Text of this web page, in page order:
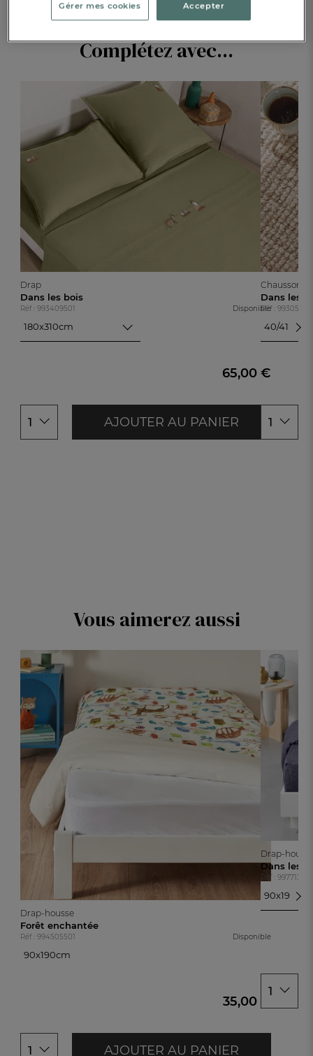
Complétez avec...
Drap
Dans les bois
Réf : 993409501 Disponible
180x310cm
65,00 €
1 AJOUTER AU PANIER
Chaussons
Dans les
Réf :
40/41
1
Vous aimerez aussi
Drap-housse
Forêt enchantée
Réf : 994505501 Disponible
90x190cm
35,00 €
1 AJOUTER AU PANIER
Drap-
Dans les
Réf : 997713801
90x190cm
1
Gérer mes cookies Accepter